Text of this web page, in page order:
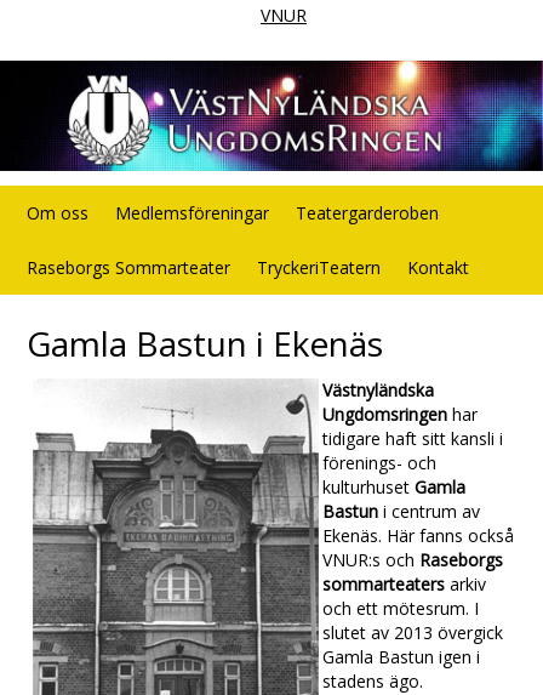
VNUR
Om oss Medlemsföreningar Teatergarderoben
Raseborgs Sommarteater TryckeriTeatern Kontakt
Gamla Bastun i Ekenäs
Västnyländska
Ungdomsringen har
tidigare haft sitt kansli i
förenings- och
kulturhusetGamla
Bastun i centrum av
Ekenäs. Här fanns också
VNUR:s och Raseborgs
sommarteaters arkiv
och ett mötesrum. I
slutet av 2013 övergick
Gamla Bastun igen i
stadens ägo.